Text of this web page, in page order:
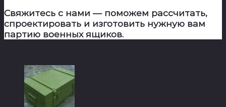
Свяжитесь с нами — поможем рассчитать,
спроектировать и изготовить нужную вам
партию военных ящиков.